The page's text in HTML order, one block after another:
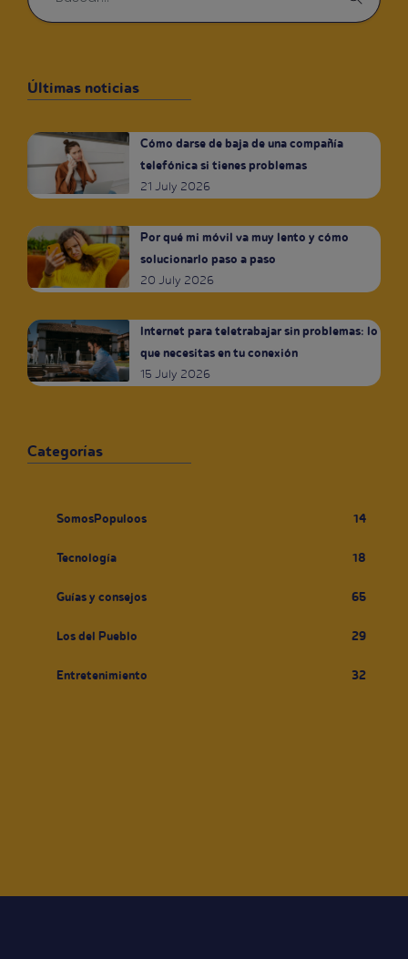
Últimas noticias
Cómo darse de baja de una compañía
telefónica si tienes problemas
21 July 2026
Por qué mi móvil va muy lento y cómo
solucionarlo paso a paso
20 July 2026
Internet para teletrabajar sin problemas: lo
que necesitas en tu conexión
15 July 2026
Categorías
SomosPopuloos 14
Tecnología 18
Guías y consejos 65
Los del Pueblo 29
Entretenimiento 32